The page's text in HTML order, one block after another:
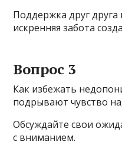
Поддержка друг друга
искренняя забота
Вопрос 3
Как избежать
подрывают чувство
Обсуждайте свои
с вниманием.